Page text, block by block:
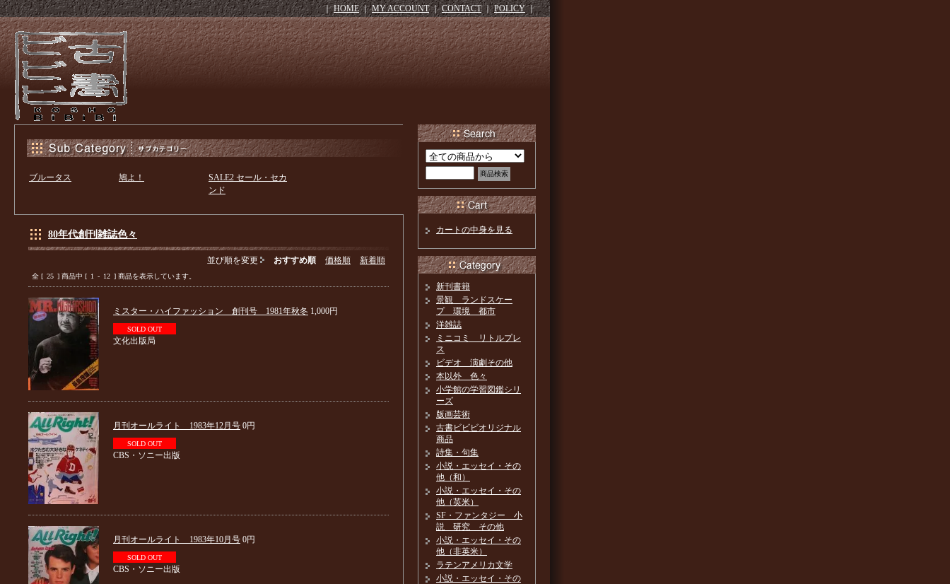
｜HOME｜MY ACCOUNT｜CONTACT｜POLICY｜
ブルータス 鳩よ！
SALE2 セール・セカ
ンド
80年代創刊雑誌色々
並び順を変更 おすすめ順 価格順 新着順
全 [ 25 ] 商品中 [ 1 - 12 ] 商品を表示しています。
ミスター・ハイファッション 創刊号 1981年秋冬 1,000円
SOLD OUT
文化出版局
月刊オールライト 1983年12月号 0円
SOLD OUT
CBS・ソニー出版
月刊オールライト 1983年10月号 0円
SOLD OUT
CBS・ソニー出版
カートの中身を見る
新刊書籍
景観 ランドスケー
プ 環境 都市
洋雑誌
ミニコミ リトルプレ
ス
ビデオ 演劇その他
本以外 色々
小学館の学習図鑑シリ
ーズ
版画芸術
古書ビビビオリジナル
商品
詩集・句集
小説・エッセイ・その
他（和）
小説・エッセイ・その
他（英米）
SF・ファンタジー 小
説 研究 その他
小説・エッセイ・その
他（非英米）
ラテンアメリカ文学
小説・エッセイ・その